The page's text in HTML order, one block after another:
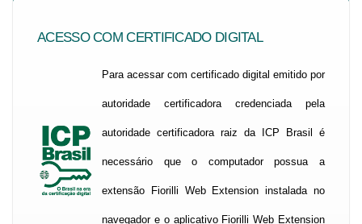
ACESSO COM CERTIFICADO DIGITAL
Para acessar com certificado digital emitido por
autoridade certificadora credenciada pela
autoridade certificadora raiz da ICP Brasil é
necessário que o computador possua a
extensão Fiorilli Web Extension instalada no
navegador e o aplicativo Fiorilli Web Extension